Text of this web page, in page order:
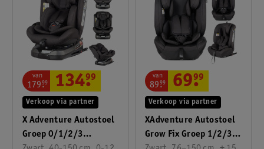
X Adventure Autostoel
Groep 0/1/2/3
Verkoop via partner
van
179.
99 134.
99
XAdventure Autostoel
Grow Fix Groep 1/2/3
Verkoop via partner
van
89.
99 69.
99